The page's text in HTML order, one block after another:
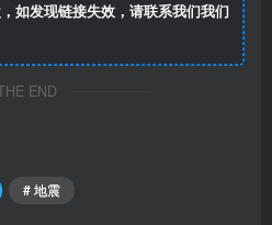
如发现链接失效，请联系我们我们
END
# 地震